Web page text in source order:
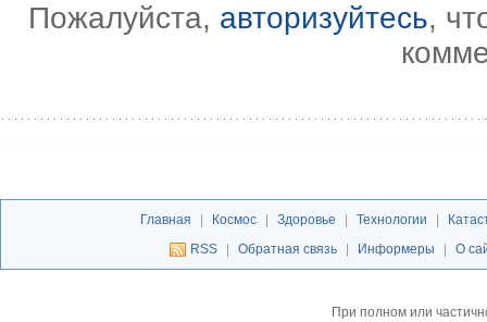
Пожалуйста, авторизуйтесь,
Главная Космос Здоровье Технологии
RSS
Обратная связь Информеры О
При полном или